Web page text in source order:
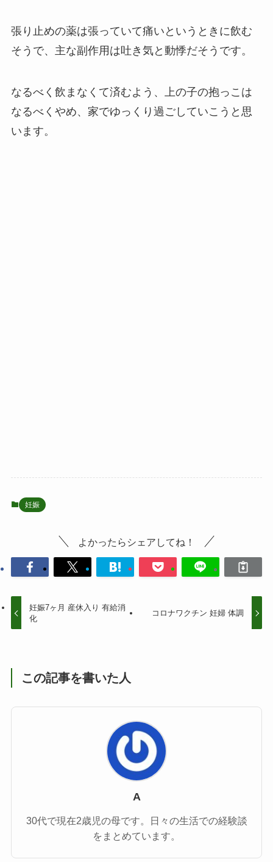
張り止めの薬は張っていて痛いというときに飲む
そうで、主な副作用は吐き気と動悸だそうです。
なるべく飲まなくて済むよう、上の子の抱っこは
なるべくやめ、家でゆっくり過ごしていこうと思
います。
妊娠
よかったらシェアしてね！
妊娠7ヶ月 産休入り 有給消
化
コロナワクチン 妊婦 体調
この記事を書いた人
A
30代で現在2歳児の母です。日々の生活での経験談
をまとめています。